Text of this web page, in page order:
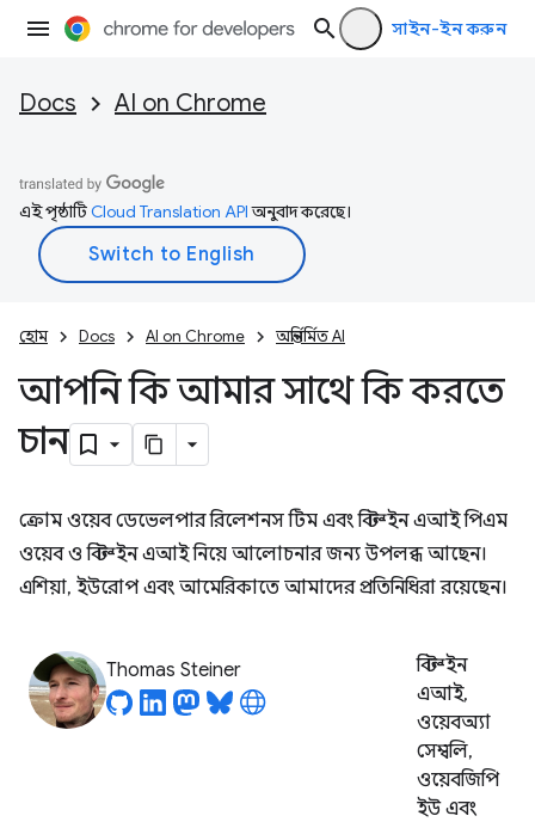
সাইন-ইন করুন
Docs AI on Chrome
এই পৃষ্ঠাটিCloud Translation APIঅনুবাদ করেছে।
হোম Docs AI on Chrome অন্তর্নির্মিত AI
আপনি কি আমার সাথে কি করতে
চান
ক্রোম ওয়েব ডেভেলপার রিলেশনস টিম এবং বিল্ট-ইন এআই পিএম
ওয়েব ও বিল্ট-ইন এআই নিয়ে আলোচনার জন্য উপলব্ধ আছেন।
এশিয়া, ইউরোপ এবং আমেরিকাতে আমাদের প্রতিনিধিরা রয়েছেন।
Thomas Steiner
বিল্ট-ইন
এআই,
ওয়েবঅ্যা
সেম্বলি,
ওয়েবজিপি
ইউ এবং